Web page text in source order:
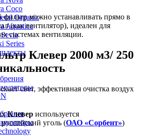
Coco
Organic
Aquatica
Series
можно устанавливать прямо в
(как вентилятор), идеален для
системах вентиляции.
Клевер 2000 м3/ 250
свет, эффективная очистка воздух
Клевер используется
уголь (ОАО «Сорбент»)